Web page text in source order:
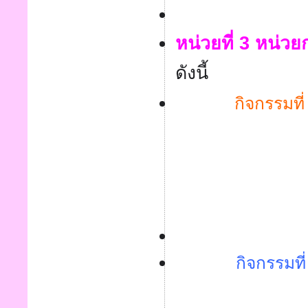
หน่วยที่ 3 หน่วย
ดังนี้
กิจกรรมที่
กิจกรรม